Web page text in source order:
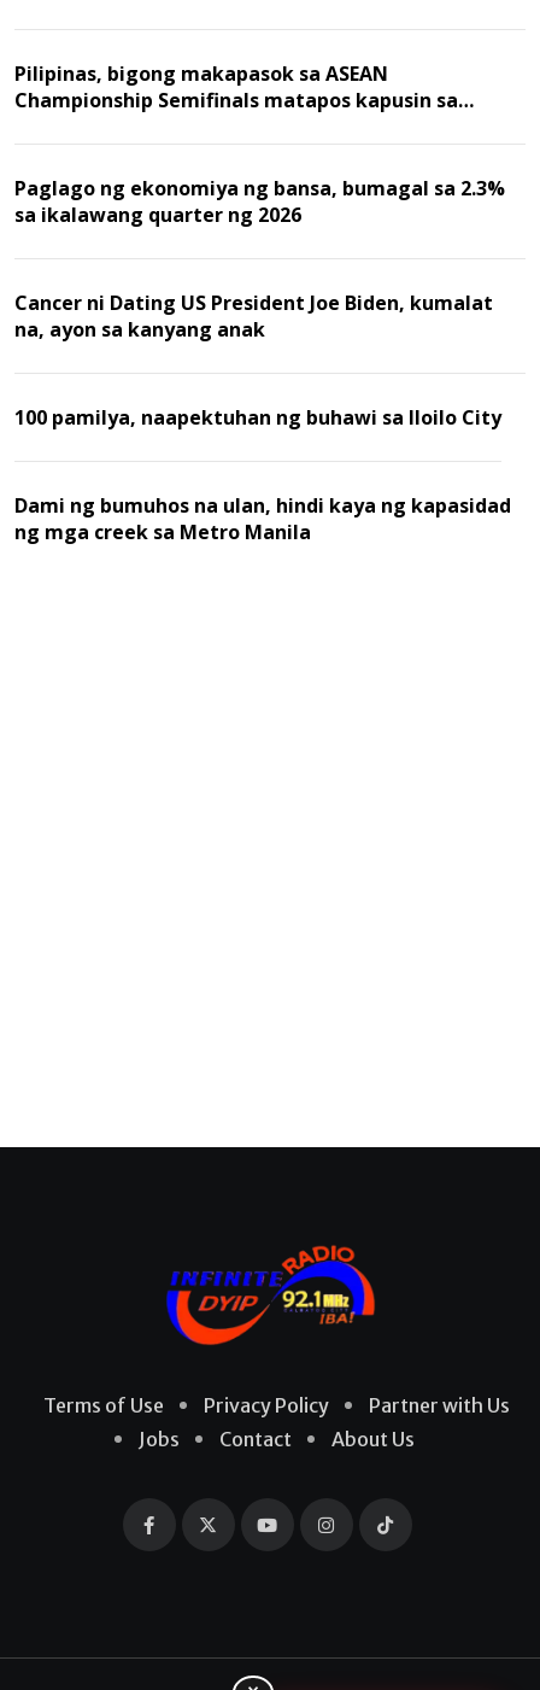
Pilipinas, bigong makapasok sa ASEAN
Championship Semifinals matapos kapusin sa
Paglago ng ekonomiya ng bansa, bumagal sa 2.3%
sa ikalawang quarter ng 2026
Cancer ni Dating US President Joe Biden, kumalat
na, ayon sa kanyang anak
100 pamilya, naapektuhan ng buhawi sa Iloilo City
Dami ng bumuhos na ulan, hindi kaya ng kapasidad
ng mga creek sa Metro Manila
Terms of Use Privacy Policy
Partner with Us
Jobs
Contact About Us